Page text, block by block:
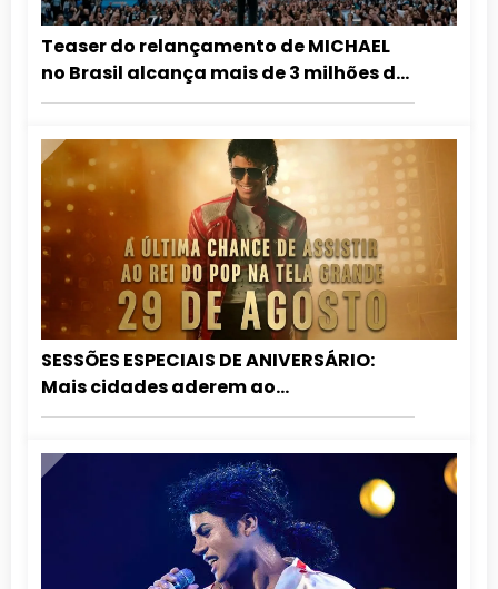
Teaser do relançamento de MICHAEL
no Brasil alcança mais de 3 milhões de
visualizações em 24 horas
SESSÕES ESPECIAIS DE ANIVERSÁRIO:
Mais cidades aderem ao
relançamento de MICHAEL nos